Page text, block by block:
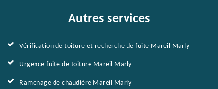
Autres services
Vérification de toiture et recherche de fuite Mareil Marly
Urgence fuite de toiture Mareil Marly
Ramonage de chaudière Mareil Marly